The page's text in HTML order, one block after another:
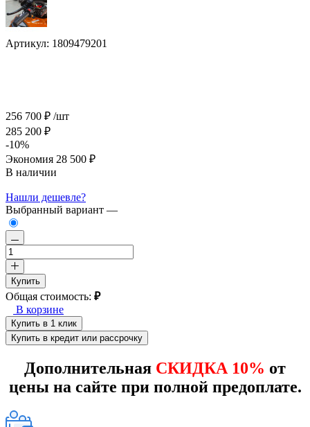
Артикул: 1809479201
256 700 ₽ /шт
285 200 ₽
-10%
Экономия 28 500 ₽
В наличии
Нашли дешевле?
Выбранный вариант —
Купить
Общая стоимость: ₽
В корзине
Купить в 1 клик
Купить в кредит или рассрочку
Дополнительная СКИДКА 10% от
цены на сайте при полной предоплате.